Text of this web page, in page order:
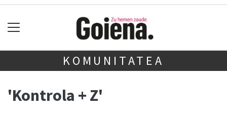
KOMUNITATEA
'Kontrola + Z'